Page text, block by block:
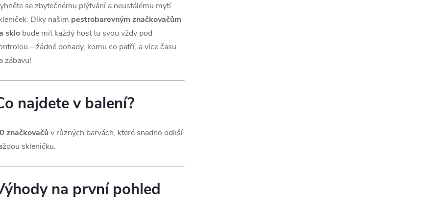
se zbytečnému plýtvání a neustálému mytí
Díky našim pestrobarevným značkovačům
sklo bude mít každý host tu svou vždy pod
– žádné dohady, komu co patří, a více času
zábavu!
najdete v balení?
značkovačův různých barvách, které snadno odliší
skleničku.
na první pohled